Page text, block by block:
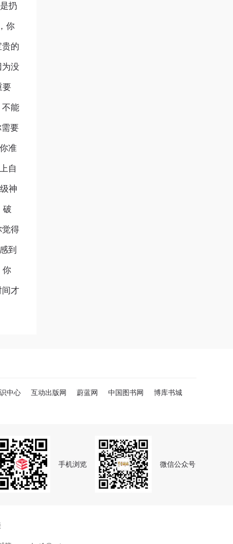
扔
你
的
没
要
能
要
准
自
神
得
到
才
中心 互动出版网 蔚蓝网 中国图书网
博库书城
手机浏览 微信公众号